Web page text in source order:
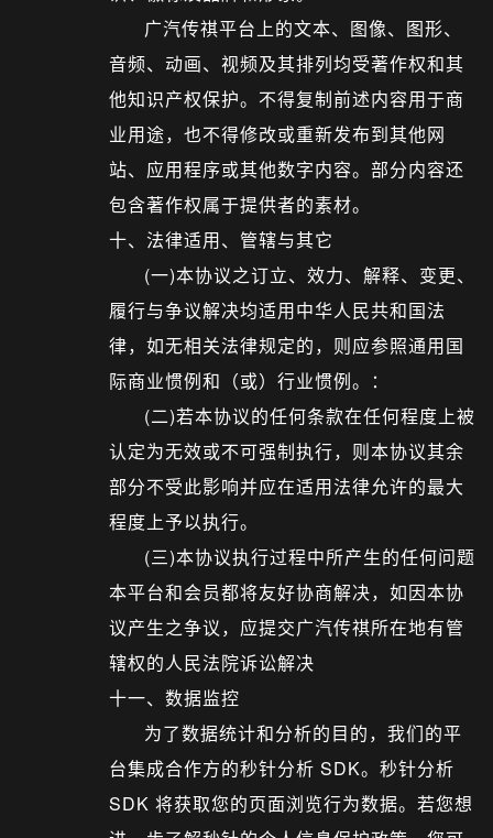
广汽传祺平台上的文本、图像、图形、
音频、动画、视频及其排列均受著作权和其
他知识产权保护。不得复制前述内容用于商
业用途，也不得修改或重新发布到其他网
站、应用程序或其他数字内容。部分内容还
包含著作权属于提供者的素材。
十、法律适用、管辖与其它
(一)本协议之订立、效力、解释、变更、
履行与争议解决均适用中华人民共和国法
律，如无相关法律规定的，则应参照通用国
际商业惯例和（或）行业惯例。：
(二)若本协议的任何条款在任何程度上被
认定为无效或不可强制执行，则本协议其余
部分不受此影响并应在适用法律允许的最大
程度上予以执行。
(三)本协议执行过程中所产生的任何问题
本平台和会员都将友好协商解决，如因本协
议产生之争议，应提交广汽传祺所在地有管
辖权的人民法院诉讼解决
十一、数据监控
为了数据统计和分析的目的，我们的平
台集成合作方的秒针分析 SDK。秒针分析
SDK 将获取您的页面浏览行为数据。若您想